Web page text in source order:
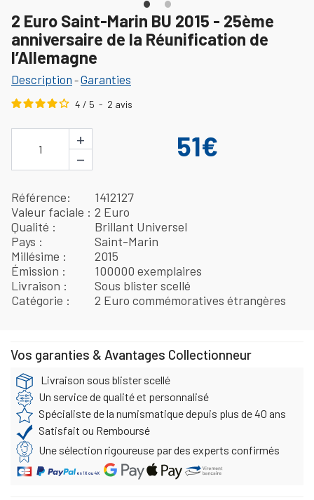
2 Euro Saint-Marin BU 2015 - 25ème
anniversaire de la Réunification de
l’Allemagne
Description -Garanties
4 / 5 - 2 avis
1
+
−
51€
Référence
1412127
Valeur faciale
2 Euro
Qualité
Brillant Universel
Pays
Saint-Marin
Millésime
2015
Émission
100000 exemplaires
Livraison
Sous blister scellé
Catégorie
2 Euro commémoratives étrangères
Vos garanties & Avantages Collectionneur
Livraison sous blister scellé
Un service de qualité et personnalisé
Spécialiste de la numismatique depuis plus de 40 ans
Satisfait ou Remboursé
Une sélection rigoureuse par des experts confirmés